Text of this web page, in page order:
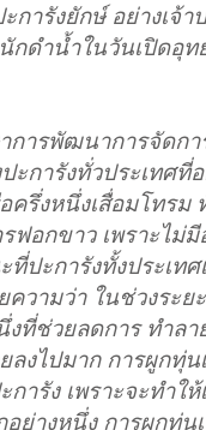
ารังยักษ์ อย่างเจ้า
กดำน้ำในวันเปิดอุ
ารพัฒนาการจัดกา
การังทั่วประเทศที่
รึ่งหนึ่งเสื่อมโทรม
ฟอกขาว เพราะไม่
ปะการังทั้งประเทศ
วามว่า ในช่วงระย
งที่ช่วยลดการ ทำล
ลงไปมาก การผูกทุ่
รัง เพราะจะทำให้
ย่างหนึ่ง การผูกทุ่